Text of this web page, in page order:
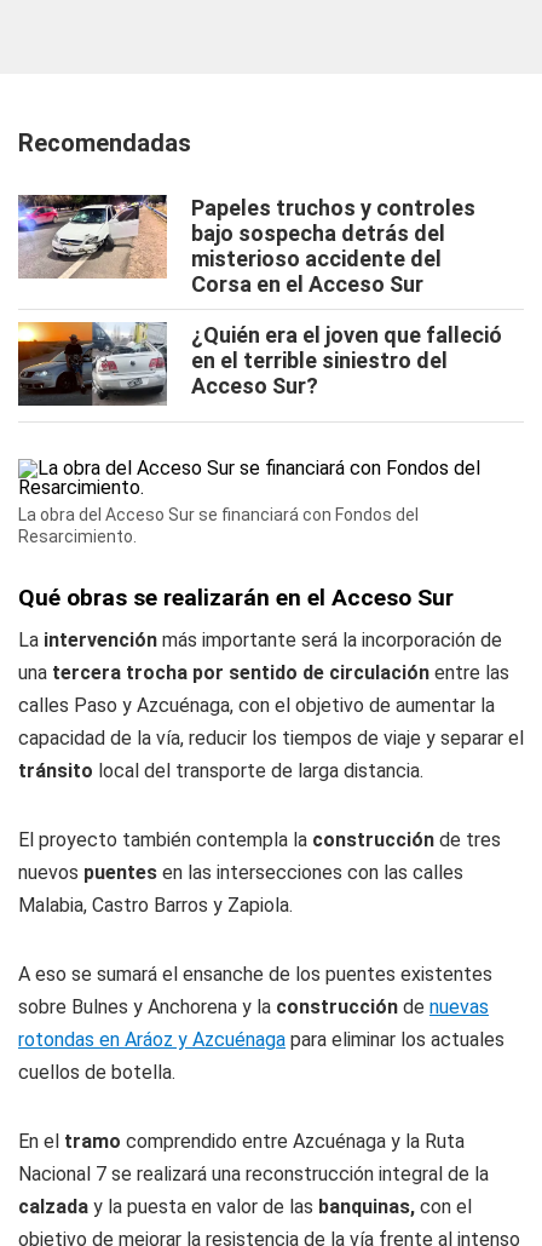
Recomendadas
Papeles truchos y controles
bajo sospecha detrás del
misterioso accidente del
Corsa en el Acceso Sur
¿Quién era el joven que falleció
en el terrible siniestro del
Acceso Sur?
La obra del Acceso Sur se financiará con Fondos del
Resarcimiento.
Qué obras se realizarán en el Acceso Sur
La intervención más importante será la incorporación de
una tercera trocha por sentido de circulación entre las
calles Paso y Azcuénaga, con el objetivo de aumentar la
capacidad de la vía, reducir los tiempos de viaje y separar el
tránsito local del transporte de larga distancia.
El proyecto también contempla la construcción de tres
nuevos puentes en las intersecciones con las calles
Malabia, Castro Barros y Zapiola.
A eso se sumará el ensanche de los puentes existentes
sobre Bulnes y Anchorena y la construcción de nuevas
rotondas en Aráoz y Azcuénaga para eliminar los actuales
cuellos de botella.
En el tramo comprendido entre Azcuénaga y la Ruta
Nacional 7 se realizará una reconstrucción integral de la
calzada y la puesta en valor de las banquinas, con el
objetivo de mejorar la resistencia de la vía frente al intenso